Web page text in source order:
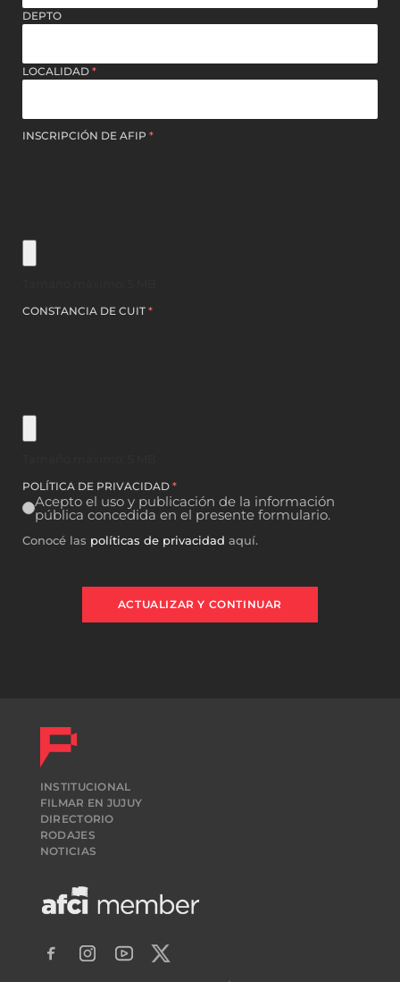
DEPTO
LOCALIDAD *
INSCRIPCIÓN DE AFIP *
CONSTANCIA DE CUIT *
POLÍTICA DE PRIVACIDAD *
Acepto el uso y publicación de la información
pública concedida en el presente formulario.
Conocé las políticas de privacidad aquí.
ACTUALIZAR Y CONTINUAR
INSTITUCIONAL
FILMAR EN JUJUY
DIRECTORIO
RODAJES
NOTICIAS